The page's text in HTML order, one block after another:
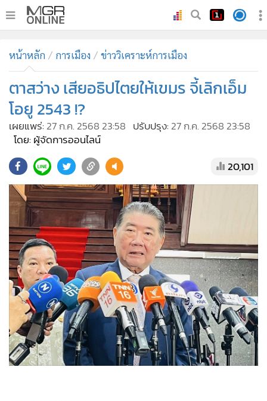
ทันเหตุการณ์
• ภาคใต้
•
Online Section
บันเทิง
• ผู้จัดการรายวัน
• คอลัมนิสต์
ละคร
• CbizReview
• Cyber BIZ
• ผู้จัดกวน
• Good health & Well-being
• Green Innovation & SD
• Management & HR
MGR Live
• Infographic
• การเมือง
หน้าหลัก การเมือง ข่าววิเคราะห์การเมือง
ตาสว่าง เสียอธิปไตยให้เขมร จี้เลิกเอ็ม
โอยู 2543 !?
เผยแพร่: 27 ก.ค. 2568 23:58 ปรับปรุง: 27 ก.ค. 2568 23:58
โดย: ผู้จัดการออนไลน์
20,101